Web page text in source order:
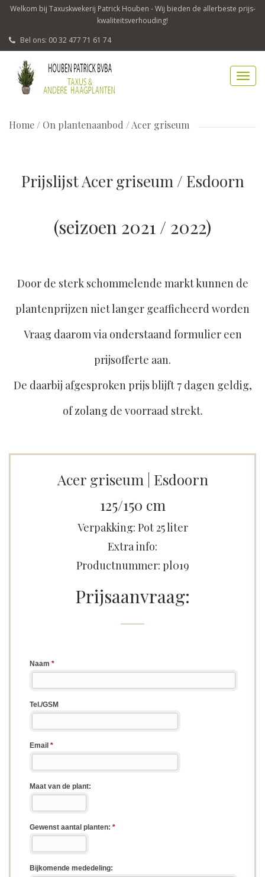
Welkom bij Taxuskwekerij Patrick Houben - Wij bieden de allerbeste prijs-
kwaliteitsverhouding!
Bel ons: 00 32 477 71 61 74
Home / On plantenaanbod / Acer griseum
Prijslijst Acer griseum / Esdoorn
(seizoen 2021 / 2022)
Door de sterk schommelende markt kunnen de
plantenprijzen niet langer geafficheerd worden
Vraag daarom via onderstaand formulier een
prijsofferte aan.
De daarbij afgesproken prijs blijft 7 dagen geldig,
of zolang de voorraad strekt.
Acer griseum | Esdoorn
125/150 cm
Verpakking: Pot 25 liter
Extra info:
Productnummer: pl019
Prijsaanvraag: